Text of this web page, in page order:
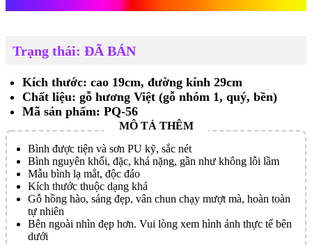
Trạng thái: ĐÃ BÁN
Kích thước: cao 19cm, đường kính 29cm
Chất liệu: gỗ hương Việt (gỗ nhóm 1, quý, bền)
Mã sản phẩm: PQ-56
Bình được tiện và sơn PU kỹ, sắc nét
Bình nguyên khối, đặc, khá nặng, gần như không lỗi lầm
Mẫu bình lạ mắt, độc đáo
Kích thước thuộc dạng khá
Gỗ hồng hào, sáng đẹp, vân chun chạy mượt mà, hoàn toàn
tự nhiên
Bên ngoài nhìn đẹp hơn. Vui lòng xem hình ảnh thực tế bên
dưới